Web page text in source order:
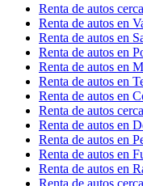
Renta de autos
Renta de autos en
Renta de autos en
Renta de autos en
Renta de autos en
Renta de autos en
Renta de autos en
Renta de autos
Renta de autos en
Renta de autos en
Renta de autos en
Renta de autos en
Renta de autos